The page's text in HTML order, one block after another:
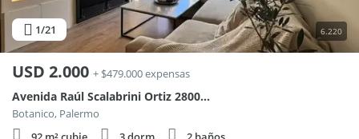
1/21 6.220
USD 2.000 + $479.000 expensas
Avenida Raúl Scalabrini Ortiz 2800, Piso 4
Botanico, Palermo